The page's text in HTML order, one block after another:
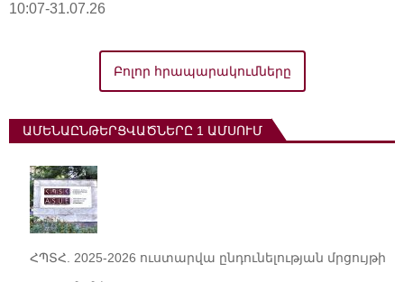
10:07-31.07.26
Բոլոր հրապարակումները
ԱՄԵՆԱԸՆԹԵՐՑՎԱԾՆԵՐԸ 1 ԱՄՍՈՒՄ
ՀՊՏՀ. 2025-2026 ուստարվա ընդունելության մրցույթի